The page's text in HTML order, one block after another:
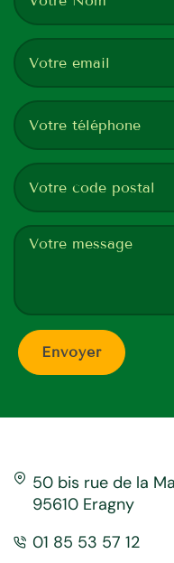
50 bis rue de la
95610 Eragny
01 85 53 57 12